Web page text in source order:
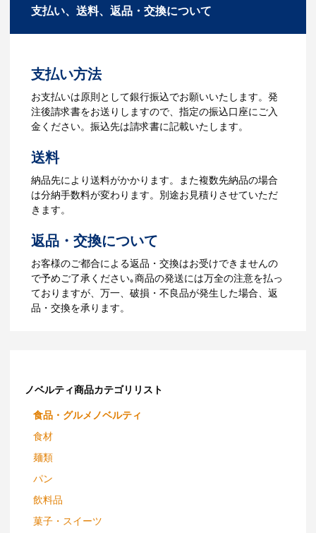
タマイズが可能です。お気軽にご相談く
お見積を弊社からお出しします。
3.発注・データ入稿
ら、ご注文書をお送りします。
【名入れをする場合】名入れに必要なデ
ータをご入稿頂き、名入れイメージをデ
ータでご確認いただきます。
4.納品
【名入れをする場合】データのご入稿後
３週間程度で納品となります。
【名入れなしの場合】在庫がある場合、3
～5営業日程度で納品となります。
ご利用ガイドをもっとみる
支払い、送料、返品・交換について
支払い方法
お支払いは原則として銀行振込でお願いいたします。発
注後請求書をお送りしますので、指定の振込口座にご入
金ください。振込先は請求書に記載いたします。
送料
納品先により送料がかかります。また複数先納品の場合
は分納手数料が変わります。別途お見積りさせていただ
きます。
返品・交換について
お客様のご都合による返品・交換はお受けできませんの
で予めご了承ください｡商品の発送には万全の注意を払っ
ておりますが、万一、破損・不良品が発生した場合、返
品・交換を承ります。
ノベルティ商品カテゴリリスト
食品・グルメノベルティ
食材
麺類
パン
飲料品
菓子・スイーツ